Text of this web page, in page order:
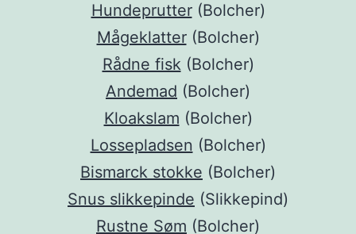
Hundeprutter(Bolcher)
Mågeklatter(Bolcher)
Rådne fisk(Bolcher)
Andemad (Bolcher)
Kloakslam (Bolcher)
Lossepladsen (Bolcher)
Bismarck stokke (Bolcher)
Snus slikkepinde (Slikkepind)
Rustne Søm (Bolcher)